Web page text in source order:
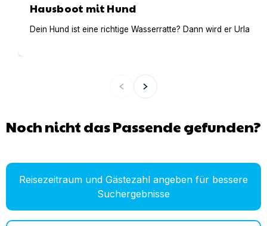
Hausboot mit Hund
Dein Hund ist eine richtige Wasserratte? Dann wird er
Noch nicht das Passende gefunden?
Reisezeitraum und Gästezahl angeben für bessere
Suchergebnisse